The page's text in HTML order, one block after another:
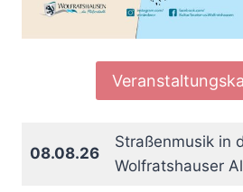
08.08.26
Straßenmusik in
Wolfratshauser